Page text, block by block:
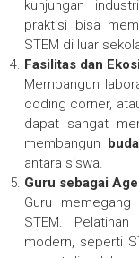
kunjungan
praktisi bisa
STEM di luar
Fasilitas dan
Membangun
coding corner,
dapat sangat
membangun
antara siswa.
Guru sebagai
Guru
STEM.
modern, seperti